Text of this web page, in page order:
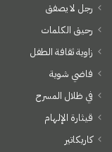
رجل لا يصفق
رحيق الكلمات
زاوية ثقافة الطفل
فاضي شوية
في ظلال المسرح
قيثارة الإلهام
كاريكاتير